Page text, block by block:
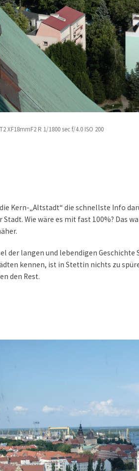
XF18mmF2 R 1/1800 sec f/4.0 ISO 200
Kern-„Altstadt“ die schnellste Info
Wie wäre es mit fast 100%?
der langen und lebendigen
kennen, ist in Stettin nichts zu
den Rest.